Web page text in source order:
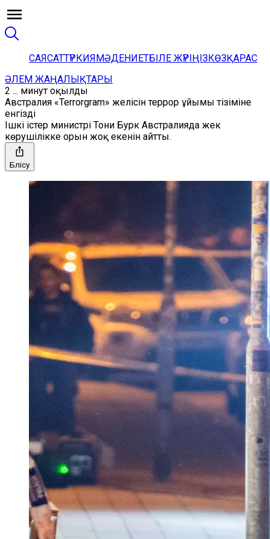
САЯСАТТҮРКИЯМӘДЕНИЕТБІЛЕ ЖҮРІҢІЗКӨЗҚАРАС
ӘЛЕМ ЖАҢАЛЫҚТАРЫ
2 ... минут оқылды
Австралия «Terrorgram» желісін террор ұйымы тізіміне
енгізді
Ішкі істер министрі Тони Бурк Австралияда жек
көрушілікке орын жоқ екенін айтты.
Бөлісу